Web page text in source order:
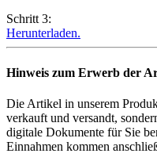
Schritt 3:
Herunterladen.
Hinweis zum Erwerb der
Die Artikel in unserem
verkauft und versandt,
digitale Dokumente für Sie
Einnahmen kommen